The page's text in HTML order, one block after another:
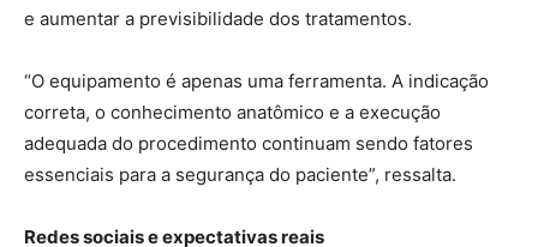
e aumentar a previsibilidade dos tratamentos.
“O equipamento é apenas uma ferramenta. A indicação
correta, o conhecimento anatômico e a execução
adequada do procedimento continuam sendo fatores
essenciais para a segurança do paciente”, ressalta.
Redes sociais e expectativas reais